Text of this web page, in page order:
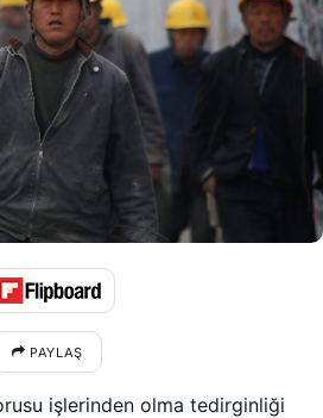
PAYLAŞ
işlerinden olma tedirginliği